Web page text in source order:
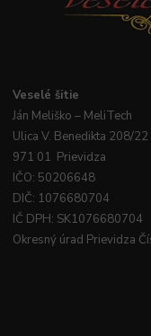
Veselé šitie
Ján Meliško – MeliTech
Ulica V. Benedikta 208/22
971 01 Prievidza
IČO: 50206648
DIČ: 1076680704
IČ DPH: SK1076680704
Okresný úrad Prievidza